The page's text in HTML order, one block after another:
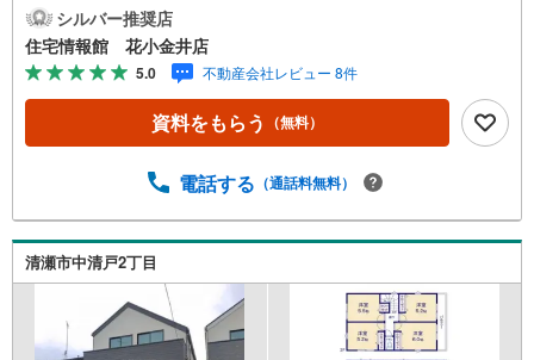
さい。【営業時間 10:00～19:00 火曜・水曜（祝日の場
合は営業いたします）】「資料請求」「内覧」のお問い合
わせは上記時間内ですとスムーズにご対応が可能です。ス
タッフ一同お客様のお問合せをお待ちしております。【住
宅ローン相談会】開催中無理のない住宅ローンの試算やご
購入の際にかかる諸費用の概算も行っております。しっか
気軽にご相談ください。お客様第一主義をモット-にお引越
実に努めさせて頂きます。住宅情報館にお越し頂けたら、
物件のご紹介だけではなく、お住まいの疑問、不安、お家
の事ならなんでもご相談いただけます。お客様の要望をお
伺いしながら誠心誠意、全力でサポートさせて頂きます。
お客様一人一人に合わせたライフプランのご提案をさせて
いただきます。お気軽にご相談ください。
シルバー推奨店
住宅情報館 花小金井店
5.0 不動産会社レビュー 8件
資料をもらう （無料）
電話する （通話料無料）
清瀬市中清戸2丁目